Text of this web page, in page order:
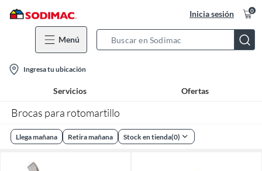
Inicia sesión 0
Menú
Bar
location-
icon
Ingresa tu ubicación
Servicios Ofertas
Brocas para rotomartillo
Llega mañana Retira mañana Stock en tienda(0)